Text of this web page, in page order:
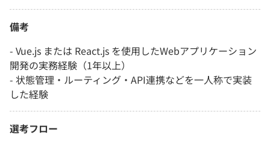
備考
- Vue.js または React.js を使用したWebアプリケーション
開発の実務経験（1年以上）
- 状態管理・ルーティング・API連携などを一人称で実装
した経験
選考フロー